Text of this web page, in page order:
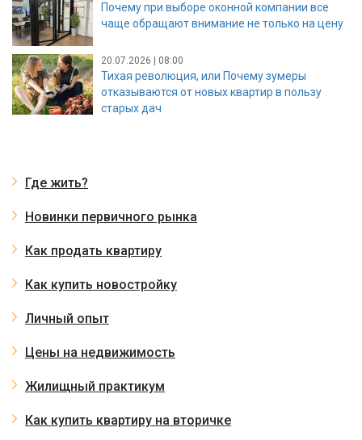
Почему при выборе оконной компании все
чаще обращают внимание не только на цену
20.07.2026 | 08:00
Тихая революция, или Почему зумеры
отказываются от новых квартир в пользу
старых дач
Где жить?
Новинки первичного рынка
Как продать квартиру
Как купить новостройку
Личный опыт
Цены на недвижимость
Жилищный практикум
Как купить квартиру на вторичке